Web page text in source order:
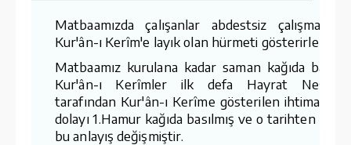
Matbaamızda çalışanlar abdestsiz çalışmaz
Kur'ân-ı Kerîm'e layık olan hürmeti gösterirler.
Matbaamız kurulana kadar saman kağıda
Kur'ân-ı Kerîmler ilk defa Hayrat
tarafından Kur'ân-ı Kerîme gösterilen
dolayı 1.Hamur kağıda basılmış ve o tarihten
bu anlayış değişmiştir.